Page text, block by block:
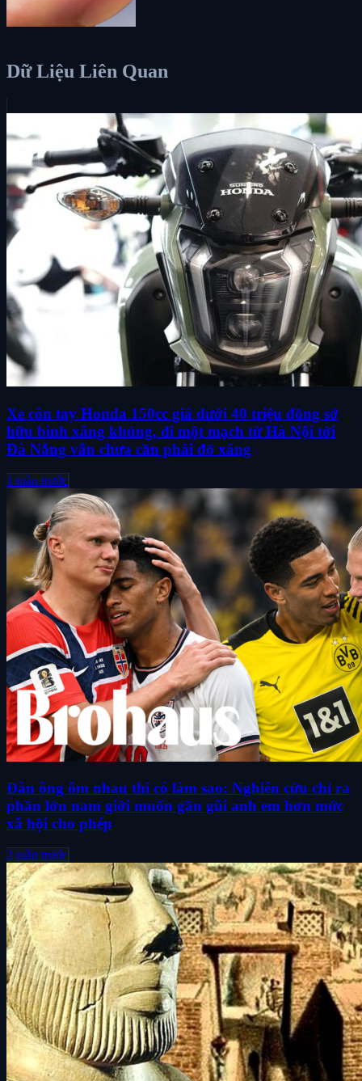
Dữ Liệu Liên Quan
Xe côn tay Honda 150cc giá dưới 40 triệu đồng sở
hữu bình xăng khủng, đi một mạch từ Hà Nội tới
Đà Nẵng vẫn chưa cần phải đổ xăng
1 tuần trước
Đàn ông ôm nhau thì có làm sao: Nghiên cứu chỉ ra
phần lớn nam giới muốn gần gũi anh em hơn mức
xã hội cho phép
2 tuần trước